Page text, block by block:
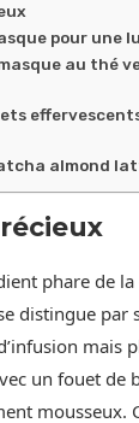
pour une
au thé
almond
phare de
distingue
mais
un fouet de
mousseux.